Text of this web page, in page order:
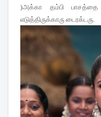
)அக்கா தம்பி பாசத்தை
எடுத்திருக்காரு டைரக்டரு.